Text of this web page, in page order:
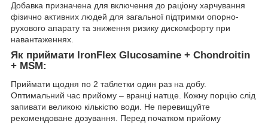
Добавка призначена для включення до раціону харчування
фізично активних людей для загальної підтримки опорно-
рухового апарату та зниження ризику дискомфорту при
навантаженнях.
Як приймати IronFlex Glucosamine + Chondroitin
+ MSM:
Приймати щодня по 2 таблетки один раз на добу.
Оптимальний час прийому – вранці натще. Кожну порцію слід
запивати великою кількістю води. Не перевищуйте
рекомендоване дозування. Перед початком прийому